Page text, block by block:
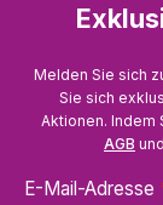
Melden Sie sich
Sie sich
Aktionen. Indem
AGB und
E-Mail-Adresse